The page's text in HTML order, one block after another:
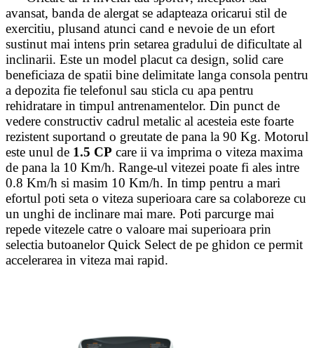
avansat, banda de alergat se adapteaza oricarui stil de
exercitiu, plusand atunci cand e nevoie de un efort
sustinut mai intens prin setarea gradului de dificultate al
inclinarii. Este un model placut ca design, solid care
beneficiaza de spatii bine delimitate langa consola pentru
a depozita fie telefonul sau sticla cu apa pentru
rehidratare in timpul antrenamentelor. Din punct de
vedere constructiv cadrul metalic al acesteia este foarte
rezistent suportand o greutate de pana la 90 Kg. Motorul
este unul de 1.5 CP care ii va imprima o viteza maxima
de pana la 10 Km/h. Range-ul vitezei poate fi ales intre
0.8 Km/h si masim 10 Km/h. In timp pentru a mari
efortul poti seta o viteza superioara care sa colaboreze cu
un unghi de inclinare mai mare. Poti parcurge mai
repede vitezele catre o valoare mai superioara prin
selectia butoanelor Quick Select de pe ghidon ce permit
accelerarea in viteza mai rapid.